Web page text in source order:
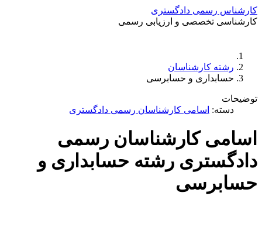
دادگستری
و ارزیابی رسمی
و حسابرسی
کارشناسان رسمی دادگستری
کارشناسان رسمی
رشته حسابداری و